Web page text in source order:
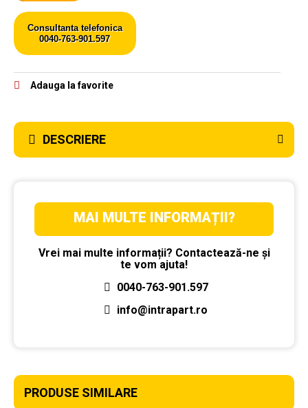
Consultanta telefonica
0040-763-901.597
Adauga la favorite
DESCRIERE
MAI MULTE INFORMAȚII?
Vrei mai multe informații? Contactează-ne și
te vom ajuta!
0040-763-901.597
info@intrapart.ro
PRODUSE SIMILARE